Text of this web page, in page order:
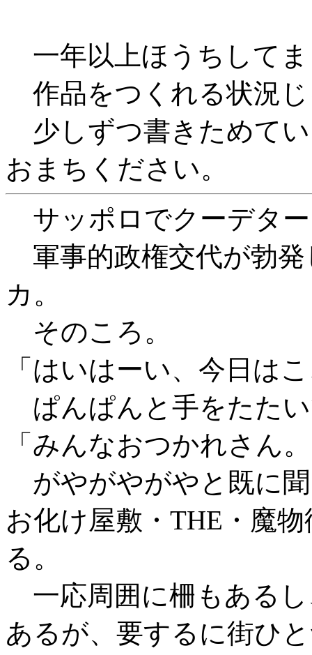
一年以上ほうちして
作品をつくれる状況
少しずつ書きためて
おまちください。
サッポロでクーデタ
軍事的政権交代が勃
カ。
そのころ。
「はいはーい、今日は
ぱんぱんと手をたた
「みんなおつかれさん
がやがやがやと既に
お化け屋敷・THE・魔
る。
一応周囲に柵もある
あるが、要するに街ひ